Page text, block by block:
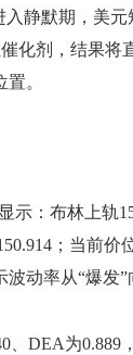
静默期，美
化剂，结果
。
：布林上轨
；当前
动率从“爆发
DEA为0.889